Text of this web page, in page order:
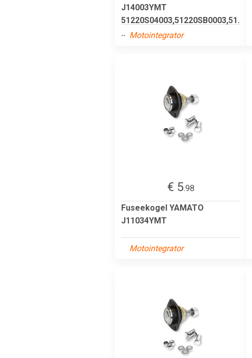
J14003YMT
51220S04003,51220SB0003,51.
.. Motointegrator
€ 5.98
Fuseekogel YAMATO
J11034YMT
Motointegrator